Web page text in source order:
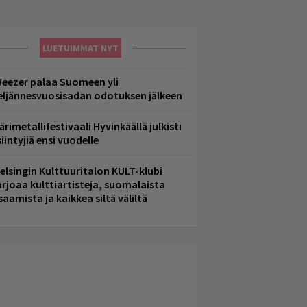
LUETUIMMAT NYT
palaa Suomeen yli
odotuksen jälkeen
Hyvinkäällä julkisti
ensi vuodelle
Kulttuuritalon KULT-klubi
kulttiartisteja, suomalaista
ja kaikkea siltä väliltä